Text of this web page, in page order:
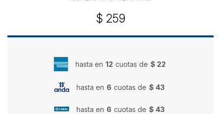
$ 259
hasta en 12 cuotas de $ 22
hasta en 6 cuotas de $ 43
hasta en 6 cuotas de $ 43